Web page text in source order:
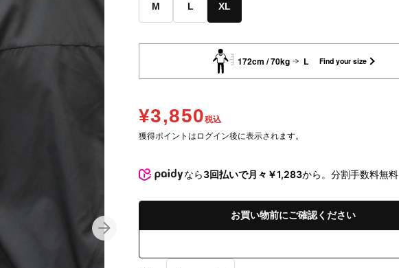
M L XL
172cm / 70kg L Find your size
¥3,850税込
獲得ポイントはログイン後に表示されます。
なら3回払いで月々￥1,283から。分割手数料無料
お買い物前にご確認ください